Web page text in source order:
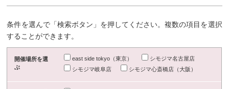
条件を選んで「検索ボタン」を押してください。複数の項目を選択
することができます。
開催場所を選
ぶ
east side tokyo（東京）
シモジマ名古屋店
シモジマ岐阜店
シモジマ心斎橋店（大阪）